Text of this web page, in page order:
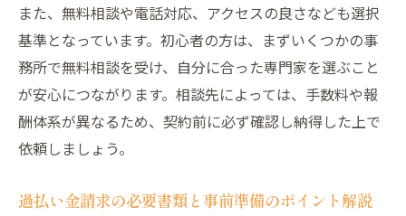
トとは
大阪府での過払い金手続き時の時効や期限
管理
過払い金請求における情報収集の重要性と
方法
は
また、無料相談や電話対応、アクセスの良さなども選択
基準となっています。初心者の方は、まずいくつかの事
務所で無料相談を受け、自分に合った専門家を選ぶこと
が安心につながります。相談先によっては、手数料や報
酬体系が異なるため、契約前に必ず確認し納得した上で
依頼しましょう。
過払い金請求の必要書類と事前準備のポイント解説